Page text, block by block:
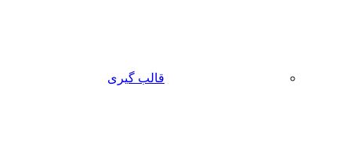
قالب گیری